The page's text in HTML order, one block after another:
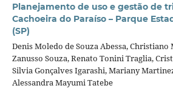
Planejamento de uso e gestão de
Cachoeira do Paraíso – Parque
(SP)
Denis Moledo de Souza Abessa, Christiano
Zanusso Souza, Renato Tonini Traglia,
Silvia Gonçalves Igarashi, Mariany
Alessandra Mayumi Tatebe